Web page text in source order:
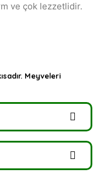
ve çok lezzetlidir.
Meyveleri